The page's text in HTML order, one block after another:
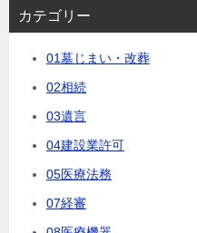
カテゴリー
01墓じまい・改葬
02相続
03遺言
04建設業許可
05医療法務
07経審